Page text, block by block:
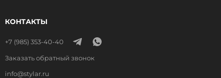
КОНТАКТЫ
+7 (985) 353-40-40
Заказать обратный звонок
info@stylar.ru